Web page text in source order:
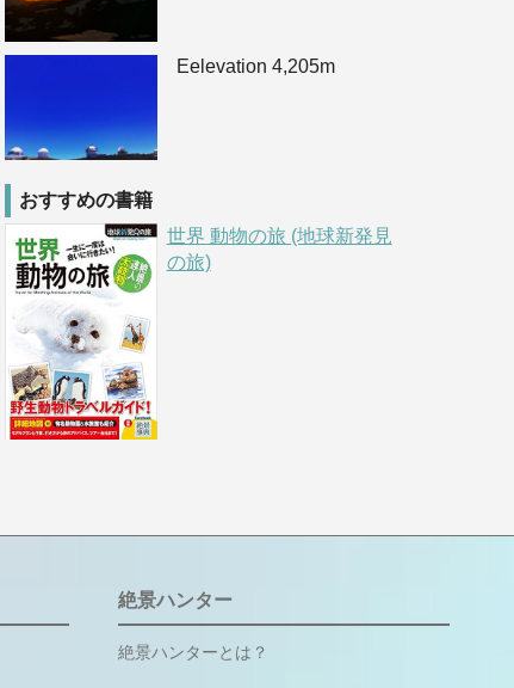
Eelevation 4,205m
おすすめの書籍
世界 動物の旅 (地球新発見
の旅)
絶景ハンター
絶景ハンターとは？